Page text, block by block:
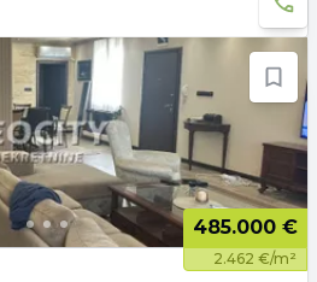
485.000 €
2.462 €/m²